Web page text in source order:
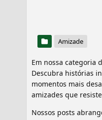
Amizade
Em nossa categoria
Descubra histórias
momentos mais
amizades que
Nossos posts